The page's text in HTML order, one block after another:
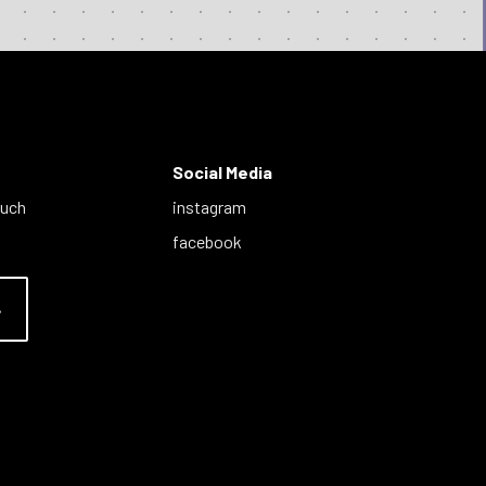
Social Media
instagram
facebook